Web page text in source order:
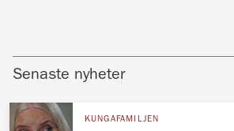
Senaste nyheter
KUNGAFAMILJEN